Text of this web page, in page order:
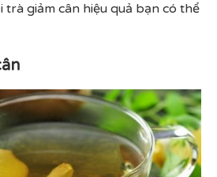
trà giảm cân hiệu quả bạn có thể